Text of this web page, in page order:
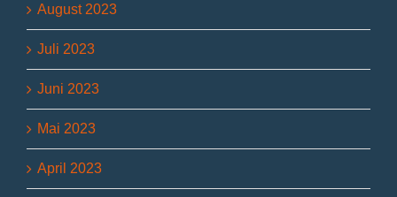
August 2023
Juli 2023
Juni 2023
Mai 2023
April 2023